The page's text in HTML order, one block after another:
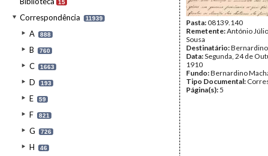
15
Correspondência 11939
A 888
B 760
C 1663
D 193
E 59
F 821
G 726
H 46
Pasta:08139.140
Remetente:António
Sousa
Destinatário:
Data:Segunda, 24 de
1910
Fundo:Bernardino
Tipo Documental:
Página(s):5